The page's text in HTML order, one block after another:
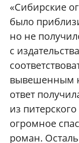
«Сибирские
было
но не
с
вывешенным
ответ
из
огромное
роман.